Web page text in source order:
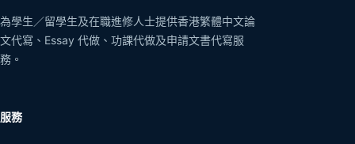
為學生／留學生及在職進修人士提供香港繁體中文論
文代寫、Essay 代做、功課代做及申請文書代寫服
務。
服務